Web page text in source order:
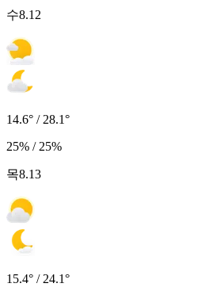
수8.12
14.6° / 28.1°
25% / 25%
목8.13
15.4° / 24.1°